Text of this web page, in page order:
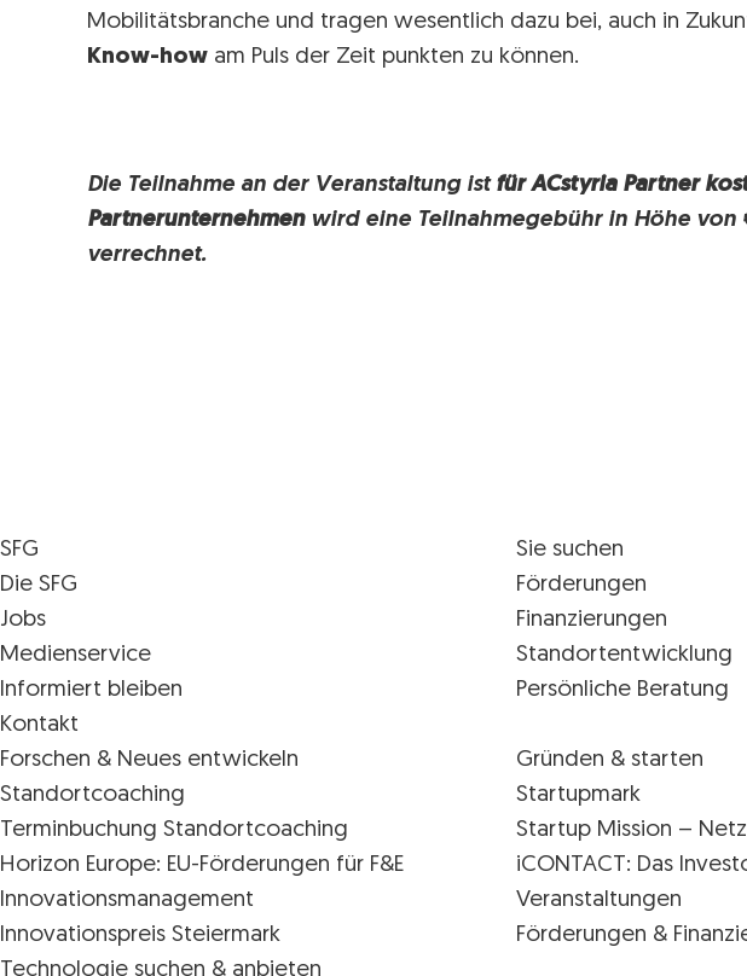
Mobilitätsbranche und tragen wesentlich dazu bei, auch in
Know-how am Puls der Zeit punkten zu können.
Die Teilnahme an der Veranstaltung ist für ACstyria Partner
Partnerunternehmenwird eine Teilnahmegebühr in Höhe von
verrechnet.
SFG
Die SFG
Jobs
Medienservice
Informiert bleiben
Kontakt
Sie suchen
Förderungen
Finanzierungen
Standortentwicklung
Persönliche Beratung
Forschen & Neues entwickeln
Standortcoaching
Terminbuchung Standortcoaching
Horizon Europe: EU-Förderungen für F&E
Innovations­management
Innovationspreis Steiermark
Technologie suchen & anbieten
Gründen & starten
Startupmark
Startup Mission –
iCONTACT: Das
Veranstaltungen
Förderungen &